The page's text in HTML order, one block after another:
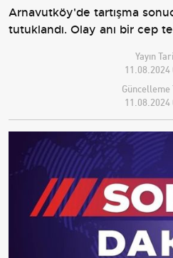
Arnavutköy'de tartışma
tutuklandı. Olay anı bir cep
Yayın
11.08.2024
Güncelleme
11.08.2024